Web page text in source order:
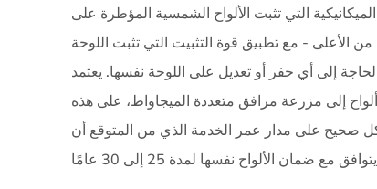
الشمسية
المصنوعة
من
الألومنيوم
وسبب
أهميتها
2
التي تثبت الألواح الشمسية المؤطرة على
الأعلى - مع تطبيق قوة التثبيت التي تثبت اللوحة
إلى أي حفر أو تعديل على اللوحة نفسها. يعتمد
كل تركيب شمسي مؤطر، بدءًا من الأسطح السكنية المكونة من 10 ألواح إلى مزرعة مرافق متعددة الميجاواط، على هذه
صحيح على مدار عمر الخدمة الذي من المتوقع أن